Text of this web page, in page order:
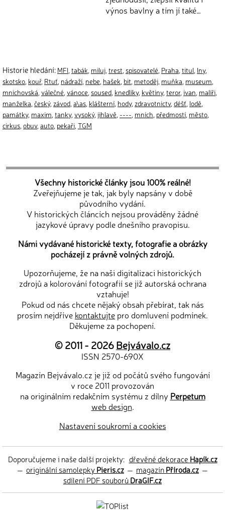
výnos bavlny a tím jí také…
Historie hledání: MFI tabák miluj trest spisovatelé Praha titul lny,
skotsko kouř, Rtuť nádraží nebe hašek bit metoděj muňka museum
mnichovská válečné vánoce soused knedlíky, květiny, teror, ivan malíři
manželka český, závod a\as klášterní hody, zdravotnictv, déšť lodě
památky, maxim tanky, vysoký, jihlavě ---- mnich předmostí město
cirkus obuv, auto pekaři TGM
Všechny historické články jsou 100% reálné!
Zveřejňujeme je tak, jak byly napsány v době
původního vydání.
V historických článcích nejsou prováděny žádné
jazykové úpravy podle dnešního pravopisu.
Námi vydávané historické texty, fotografie a obrázky
pocházejí z právně volných zdrojů.
Upozorňujeme, že na naši digitalizaci historických
zdrojů a kolorování fotografií se již autorská ochrana
vztahuje!
Pokud od nás chcete nějaký obsah přebírat, tak nás
prosím nejdříve kontaktujte pro domluvení podmínek.
Děkujeme za pochopení.
© 2011 - 2026Bejvávalo.cz
ISSN 2570-690X
Magazín Bejvávalo.cz je již od počátů svého fungování
v roce 2011 provozován
na originálním redakčním systému z dílny Perpetum
web design.
Nastavení soukromí a cookies
Doporučujeme i naše další projekty: dřevěné dekorace Hapík.cz
— originální samolepkyPieris.cz — magazínPříroda.cz —
sdílení PDF souborůDraGIF.cz